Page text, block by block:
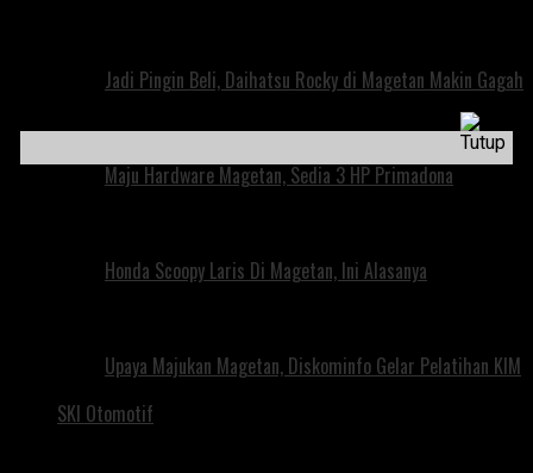
Jadi Pingin Beli, Daihatsu Rocky di Magetan Makin Gagah
Maju Hardware Magetan, Sedia 3 HP Primadona
Honda Scoopy Laris Di Magetan, Ini Alasanya
Upaya Majukan Magetan, Diskominfo Gelar Pelatihan KIM
SKI Otomotif